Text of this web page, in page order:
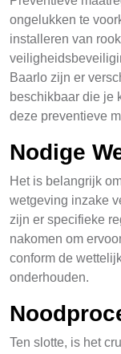
ongelukken te
installeren van
Baarlo zijn er
beschikbaar die je
deze preventieve
Nodige
Het is belangrijk
wetgeving inzake
zijn er specifieke
nakomen om
conform de
onderhouden.
Ten slotte, is het